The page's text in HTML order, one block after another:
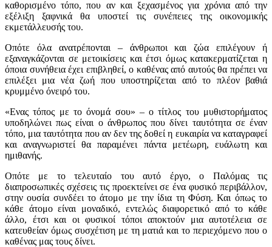
καθορισμένο τόπο, που αν και ξεχασμένος για χρόνια από την
εξέλιξη ξαφνικά θα υποστεί τις συνέπειες της οικονομικής
εκμετάλλευσής του.
Οπότε όλα ανατρέπονται – άνθρωποι και ζώα επιλέγουν ή
εξαναγκάζονται σε μετοικίσεις και έτσι όμως κατακερματίζεται η
όποια συνήθεια έχει επιβληθεί, ο καθένας από αυτούς θα πρέπει να
επιλέξει μια νέα ζωή που υποστηρίζεται από το πλέον βαθιά
κρυμμένο όνειρό του.
«Ενας τόπος με το όνομά σου» – ο τίτλος του μυθιστορήματος
υποδηλώνει πως είναι ο άνθρωπος που δίνει ταυτότητα σε έναν
τόπο, μια ταυτότητα που αν δεν της δοθεί η ευκαιρία να καταγραφεί
και αναγνωριστεί θα παραμένει πάντα μετέωρη, ευάλωτη και
ημιθανής.
Οπότε με το τελευταίο του αυτό έργο, ο Παλόμας τις
διαπροσωπικές σχέσεις τις προεκτείνει σε ένα φυσικό περιβάλλον,
στην ουσία συνδέει το άτομο με την ίδια τη Φύση. Και όπως το
κάθε άτομο είναι μοναδικό, εντελώς διαφορετικό από το κάθε
άλλο, έτσι και οι φυσικοί τόποι αποκτούν μια αυτοτέλεια σε
κατευθείαν όμως συσχέτιση με τη ματιά και το περιεχόμενο που ο
καθένας μας τους δίνει.